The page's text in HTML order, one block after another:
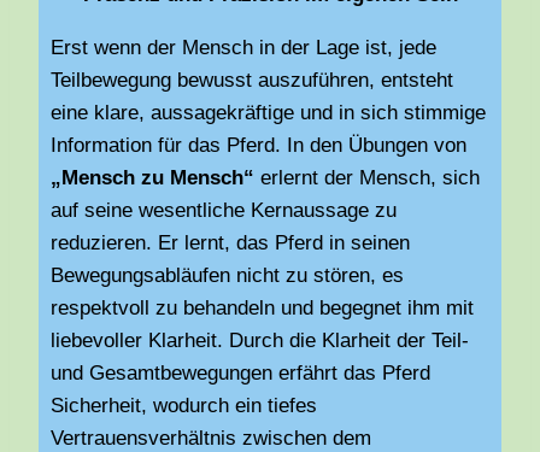
Erst wenn der Mensch in der Lage ist, jede
Teilbewegung bewusst auszuführen, entsteht
eine klare, aussagekräftige und in sich stimmige
Information für das Pferd. In den Übungen von
„Mensch zu Mensch“ erlernt der Mensch, sich
auf seine wesentliche Kernaussage zu
reduzieren. Er lernt, das Pferd in seinen
Bewegungsabläufen nicht zu stören, es
respektvoll zu behandeln und begegnet ihm mit
liebevoller Klarheit. Durch die Klarheit der Teil-
und Gesamtbewegungen erfährt das Pferd
Sicherheit, wodurch ein tiefes
Vertrauensverhältnis zwischen dem